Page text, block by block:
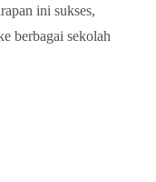
ini sukses,
berbagai sekolah